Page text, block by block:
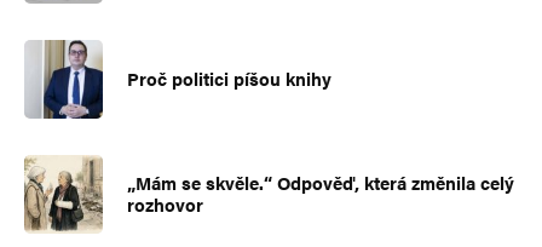
Proč politici píšou knihy
„Mám se skvěle.“ Odpověď, která změnila celý
rozhovor